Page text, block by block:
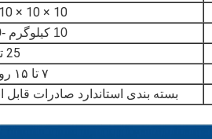
10 × 10 × 10 سانتی متر
10 کیلوگرم -20 کیلوگرم
25 تن
۷ تا ۱۵ روز کاری
بسته بندی استاندارد صادرات قابل